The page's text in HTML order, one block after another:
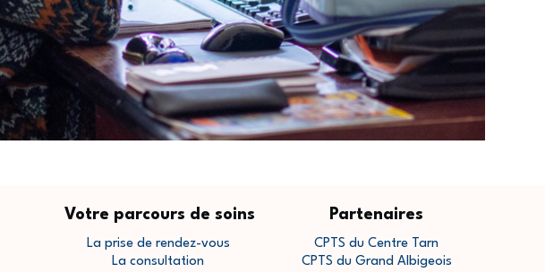
Votre parcours de soins
La prise de rendez-vous
La consultation
Partenaires
CPTS du Centre Tarn
CPTS du Grand Albigeois